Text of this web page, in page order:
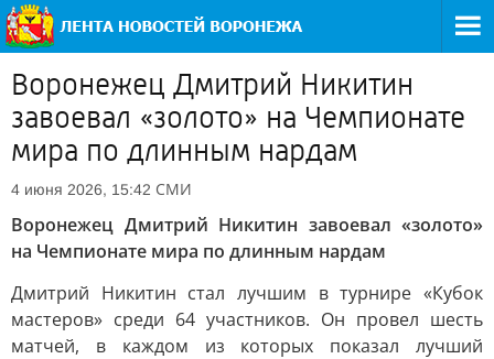
Воронежец Дмитрий Никитин
завоевал «золото» на Чемпионате
мира по длинным нардам
4 июня 2026, 15:42 СМИ
Воронежец Дмитрий Никитин завоевал «золото»
на Чемпионате мира по длинным нардам
Дмитрий Никитин стал лучшим в турнире «Кубок
мастеров» среди 64 участников. Он провел шесть
матчей, в каждом из которых показал лучший